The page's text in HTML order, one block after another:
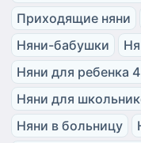
Приходящие няни
Няни-бабушки
Няни для ребенка
Няни для
Няни в больницу